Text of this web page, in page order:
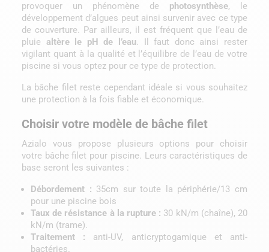
provoquer un phénomène de photosynthèse, le
développement d’algues peut ainsi survenir avec ce type
de couverture. Par ailleurs, il est fréquent que l’eau de
pluie altère le pH de l’eau. Il faut donc ainsi rester
vigilant quant à la qualité et l’équilibre de l’eau de votre
piscine si vous optez pour ce type de protection.
La bâche filet reste cependant idéale si vous souhaitez
une protection à la fois fiable et économique.
Choisir votre modèle de bâche filet
Azialo vous propose plusieurs options pour choisir
votre bâche filet pour piscine. Leurs caractéristiques de
base seront les suivantes :
Débordement : 35cm sur toute la périphérie/13 cm
pour une piscine bois
Taux de résistance à la rupture : 30 kN/m (chaîne), 20
kN/m (trame).
Traitement : anti-UV, anticryptogamique et anti-
bactéries.